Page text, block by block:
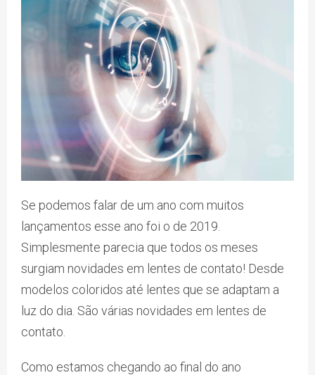
Se podemos falar de um ano com muitos
lançamentos esse ano foi o de 2019.
Simplesmente parecia que todos os meses
surgiam novidades em lentes de contato! Desde
modelos coloridos até lentes que se adaptam a
luz do dia. São várias novidades em lentes de
contato.
Como estamos chegando ao final do ano